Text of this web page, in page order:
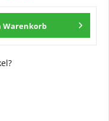
Warenkorb